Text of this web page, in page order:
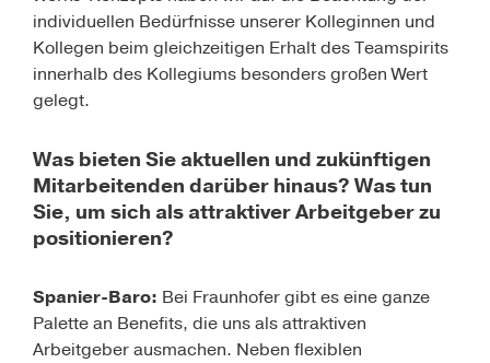
individuellen Bedürfnisse unserer Kolleginnen und
Kollegen beim gleichzeitigen Erhalt des Teamspirits
innerhalb des Kollegiums besonders großen Wert
gelegt.
Was bieten Sie aktuellen und zukünftigen
Mitarbeitenden darüber hinaus? Was tun
Sie, um sich als attraktiver Arbeitgeber zu
positionieren?
Spanier-Baro: Bei Fraunhofer gibt es eine ganze
Palette an Benefits, die uns als attraktiven
Arbeitgeber ausmachen. Neben flexiblen